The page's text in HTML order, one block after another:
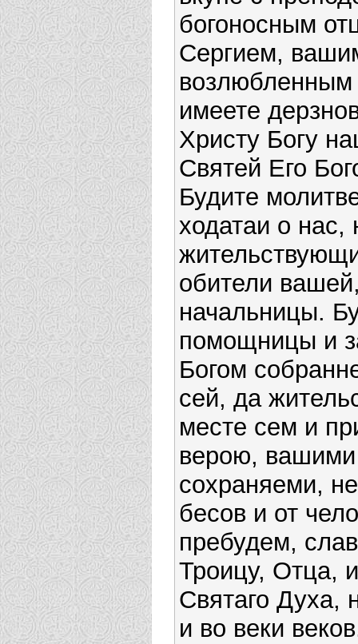
богоносным
Сергием,
имеете
Христу Богу
Святей Его
Будите
ходатаи о нас,
обители
начальницы.
помощницы и
Богом
сей, да
месте сем и
верою,
сохраняеми,
бесов и от
пребудем,
Троицу, Отца,
Святаго Духа,
и во веки